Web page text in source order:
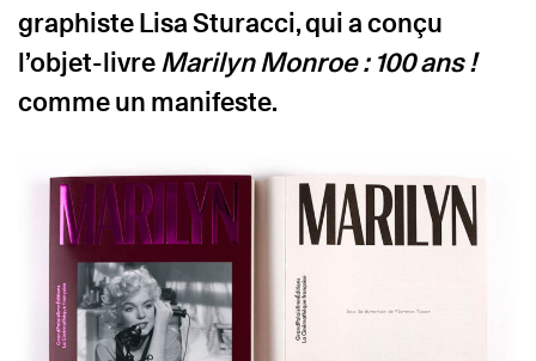
graphisteLisa Sturacci, qui a conçu
l’objet-livre Marilyn Monroe : 100 ans !
comme un manifeste.